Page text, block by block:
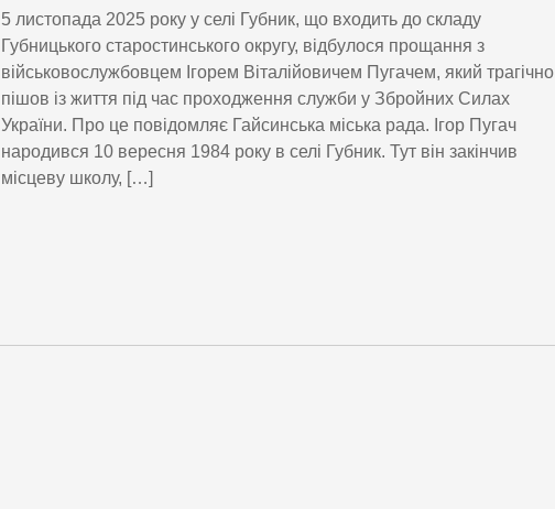
5 листопада 2025 року у селі Губник, що входить до складу
Губницького старостинського округу, відбулося прощання з
військовослужбовцем Ігорем Віталійовичем Пугачем, який трагічно
пішов із життя під час проходження служби у Збройних Силах
України. Про це повідомляє Гайсинська міська рада. Ігор Пугач
народився 10 вересня 1984 року в селі Губник. Тут він закінчив
місцеву школу, […]